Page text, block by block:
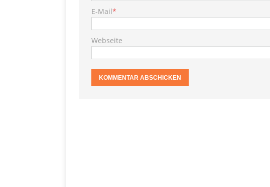
E-Mail*
Webseite